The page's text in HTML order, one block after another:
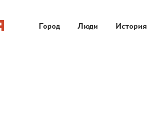
Город Люди История